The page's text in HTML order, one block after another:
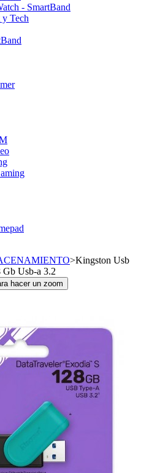
- SmartBand
y Tech
>Kingston Usb
Gb Usb-a 3.2
hacer un zoom